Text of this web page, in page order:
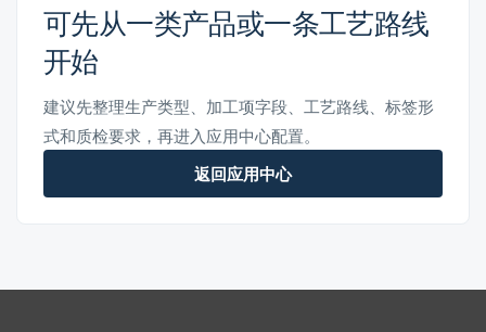
可先从一类产品或一条工艺路线
开始
建议先整理生产类型、加工项字段、工艺路线、标签形
式和质检要求，再进入应用中心配置。
返回应用中心